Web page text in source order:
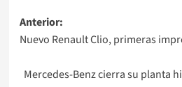
Navegación
de
entradas
Anterior:
Nuevo Renault Clio, primeras
Mercedes-Benz cierra su planta